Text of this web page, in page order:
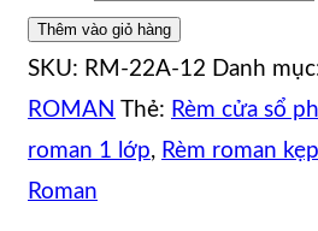
Thêm vào giỏ hàng
SKU: RM-22A-12 Danh
ROMAN Thẻ: Rèm cửa sổ
roman 1 lớp, Rèm roman kẹp
Roman